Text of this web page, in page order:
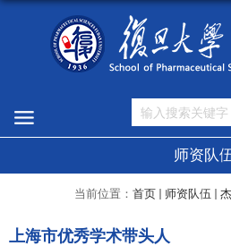
师资队
当前位置： 首页 师资队伍
上海市优秀学术带头人